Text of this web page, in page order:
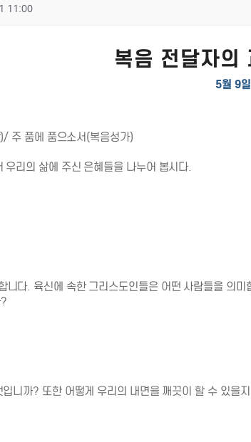
11:00
복음 전달자의
5월 9일
주 품에 품으소서(복음성가)
우리의 삶에 주신 은혜들을 나누어 봅시다.
니다. 육신에 속한 그리스도인들은 어떤 사람들을
니까? 또한 어떻게 우리의 내면을 깨끗이 할 수 있을